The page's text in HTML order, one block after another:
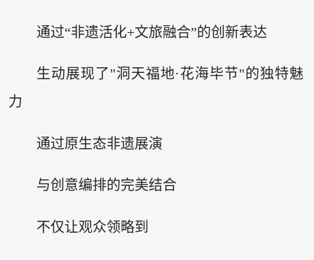
通过“非遗活化+文旅融合”的创新表达
生动展现了"洞天福地·花海毕节"的独特魅
力
通过原生态非遗展演
与创意编排的完美结合
不仅让观众领略到